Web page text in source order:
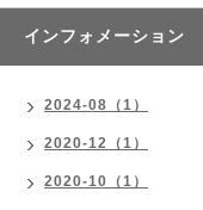
インフォメーション
2024-08（1）
2020-12（1）
2020-10（1）